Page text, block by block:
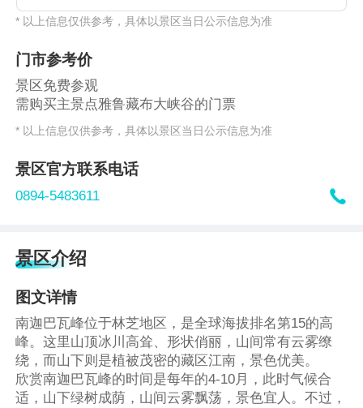
* 以上信息仅供参考，具体以景区当日公示信息为准
门市参考价
景区免费参观
需购买主景点雅鲁藏布大峡谷的门票
* 以上信息仅供参考，具体以景区当日公示信息为准
景区官方联系电话
0894-5483611 
景区介绍
图文详情
南迦巴瓦峰位于林芝地区，是全球海拔排名第15的高
峰。这里山顶冰川高耸、形状俏丽，山间常有云雾缭
绕，而山下则是植被茂密的藏区江南，景色优美。
欣赏南迦巴瓦峰的时间是每年的4-10月，此时气候合
适，山下绿树成荫，山间云雾飘荡，景色宜人。不过，